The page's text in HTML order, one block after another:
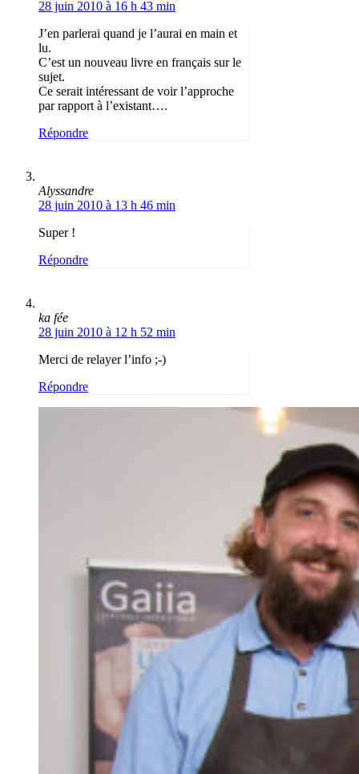
28 juin 2010 à 16 h 43 min
J’en parlerai quand je l’aurai en main et
lu.
C’est un nouveau livre en français sur le
sujet.
Ce serait intéressant de voir l’approche
par rapport à l’existant….
Répondre
Alyssandre
28 juin 2010 à 13 h 46 min
Super !
Répondre
ka fée
28 juin 2010 à 12 h 52 min
Merci de relayer l’info ;-)
Répondre